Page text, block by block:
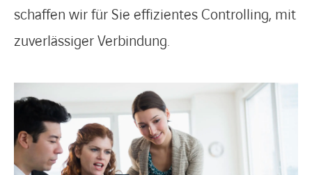
schaffen wir für Sie effizientes Controlling, mit
zuverlässiger Verbindung.